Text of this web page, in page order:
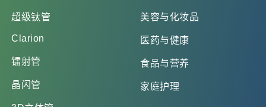
超级钛管
Clarion
镭射管
晶闪管
美容与化妆品
医药与健康
食品与营养
家庭护理